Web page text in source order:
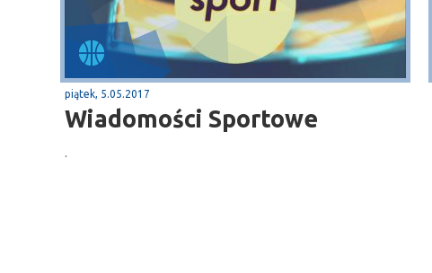
piątek, 5.05.2017
Wiadomości Sportowe
.